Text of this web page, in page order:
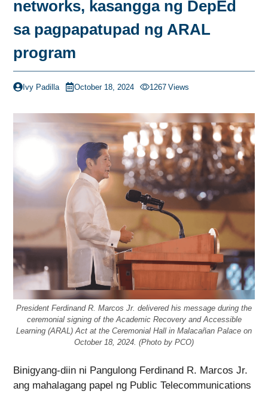
networks, kasangga ng DepEd
sa pagpapatupad ng ARAL
program
Ivy Padilla October 18, 2024 1267 Views
President Ferdinand R. Marcos Jr. delivered his message during the
ceremonial signing of the Academic Recovery and Accessible
Learning (ARAL) Act at the Ceremonial Hall in Malacañan Palace on
October 18, 2024. (Photo by PCO)
Binigyang-diin ni Pangulong Ferdinand R. Marcos Jr.
ang mahalagang papel ng Public Telecommunications